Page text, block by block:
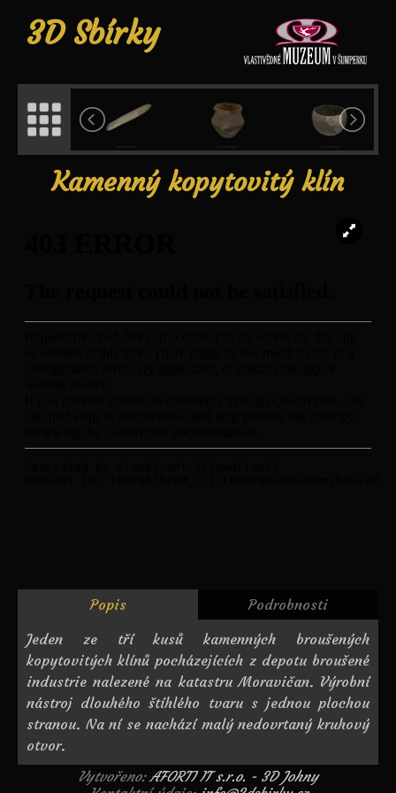
3D Sbírky
Kamenný kopytovitý klín
Popis
Podrobnosti
Jeden ze tří kusů kamenných broušených
kopytovitých klínů pocházejících z depotu broušené
industrie nalezené na katastru Moravičan. Výrobní
nástroj dlouhého štíhlého tvaru s jednou plochou
stranou. Na ní se nachází malý nedovrtaný kruhový
otvor.
Vytvořeno:AFORTI IT s.r.o. - 3D Johny